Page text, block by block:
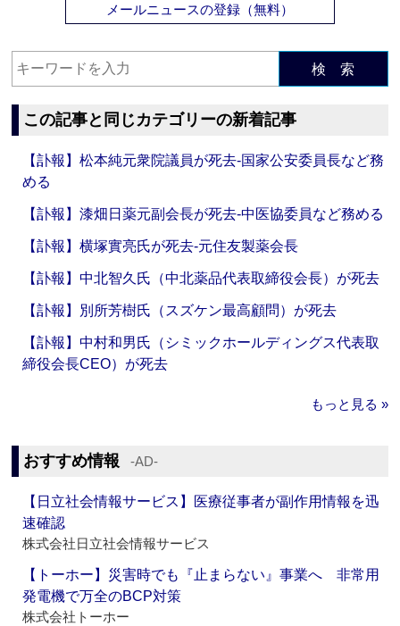
メールニュースの登録（無料）
検 索
この記事と同じカテゴリーの新着記事
【訃報】松本純元衆院議員が死去‐国家公安委員長など務
める
【訃報】漆畑日薬元副会長が死去‐中医協委員など務める
【訃報】横塚實亮氏が死去‐元住友製薬会長
【訃報】中北智久氏（中北薬品代表取締役会長）が死去
【訃報】別所芳樹氏（スズケン最高顧問）が死去
【訃報】中村和男氏（シミックホールディングス代表取
締役会長CEO）が死去
もっと見る »
おすすめ情報 ‐AD‐
【日立社会情報サービス】医療従事者が副作用情報を迅
速確認
株式会社日立社会情報サービス
【トーホー】災害時でも『止まらない』事業へ 非常用
発電機で万全のBCP対策
株式会社トーホー